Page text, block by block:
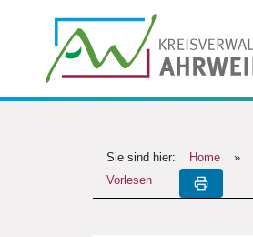
Sie sind hier: Home »
Vorlesen